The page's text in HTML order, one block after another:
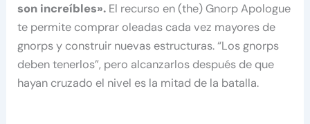
son increíbles». El recurso en (the) Gnorp Apologue
te permite comprar oleadas cada vez mayores de
gnorps y construir nuevas estructuras. “Los gnorps
deben tenerlos”, pero alcanzarlos después de que
hayan cruzado el nivel es la mitad de la batalla.